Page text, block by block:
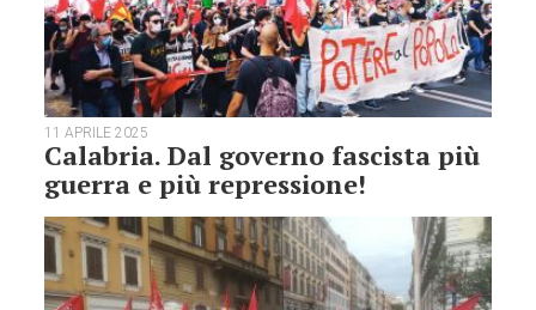
11 APRILE 2025
Calabria. Dal governo fascista più
guerra e più repressione!